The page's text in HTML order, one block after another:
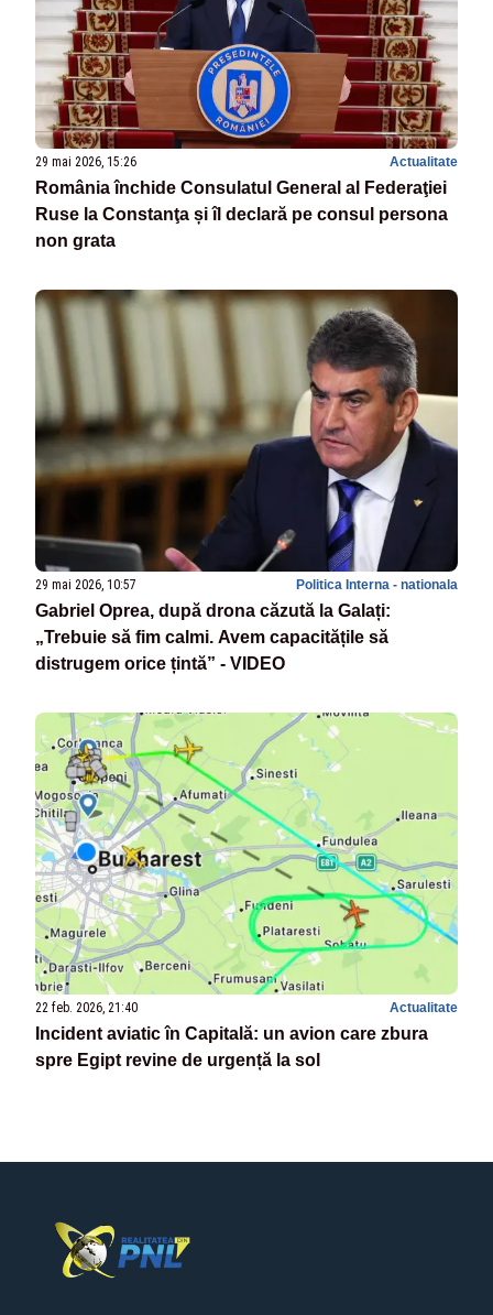
29 mai 2026, 15:26 Actualitate
România închide Consulatul General al Federaţiei
Ruse la Constanţa și îl declară pe consul persona
non grata
29 mai 2026, 10:57 Politica Interna - nationala
Gabriel Oprea, după drona căzută la Galați:
„Trebuie să fim calmi. Avem capacitățile să
distrugem orice țintă” - VIDEO
22 feb. 2026, 21:40 Actualitate
Incident aviatic în Capitală: un avion care zbura
spre Egipt revine de urgență la sol